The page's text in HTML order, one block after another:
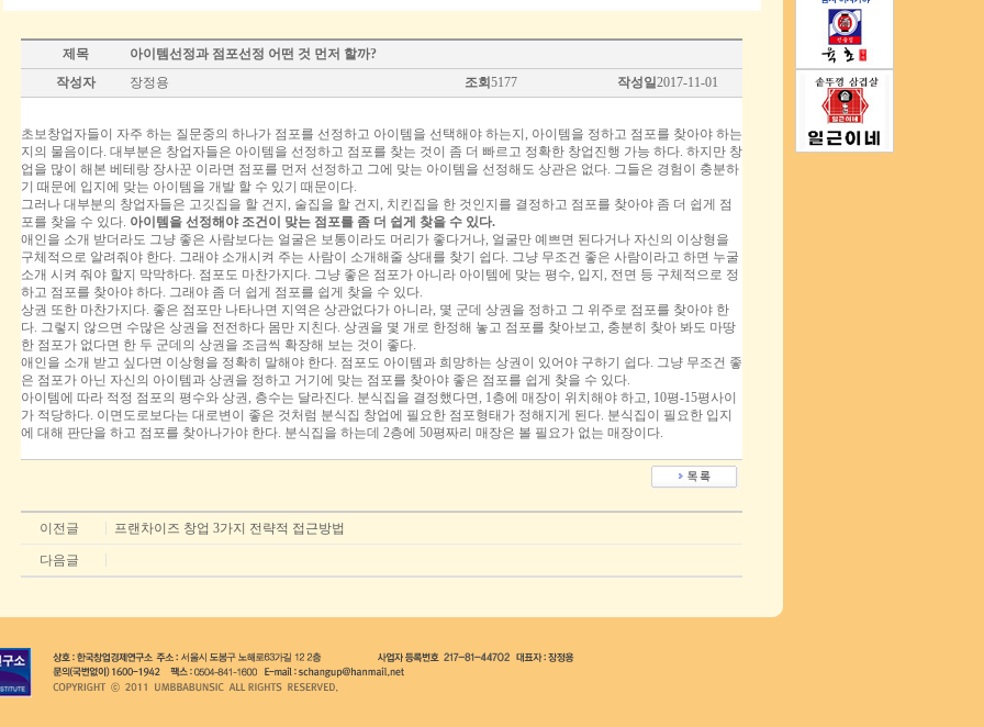
제목
아이템선정과 점포선정 어떤 것 먼저 할까?
작성자
장정용 조회 5177 작성일2017-11-01
초보창업자들이 자주 하는 질문중의 하나가 점포를 선정하고 아이템을 선택해야 하는지, 아이템을 정하고 점포를 찾아야 하는
지의 물음이다. 대부분은 창업자들은 아이템을 선정하고 점포를 찾는 것이 좀 더 빠르고 정확한 창업진행 가능 하다. 하지만 창
업을 많이 해본 베테랑 장사꾼 이라면 점포를 먼저 선정하고 그에 맞는 아이템을 선정해도 상관은 없다. 그들은 경험이 충분하
기 때문에 입지에 맞는 아이템을 개발 할 수 있기 때문이다.
그러나 대부분의 창업자들은 고깃집을 할 건지, 술집을 할 건지, 치킨집을 한 것인지를 결정하고 점포를 찾아야 좀 더 쉽게 점
포를 찾을 수 있다. 아이템을 선정해야 조건이 맞는 점포를 좀 더 쉽게 찾을 수 있다.
애인을 소개 받더라도 그냥 좋은 사람보다는 얼굴은 보통이라도 머리가 좋다거나, 얼굴만 예쁘면 된다거나 자신의 이상형을
구체적으로 알려줘야 한다. 그래야 소개시켜 주는 사람이 소개해줄 상대를 찾기 쉽다. 그냥 무조건 좋은 사람이라고 하면 누굴
소개 시켜 줘야 할지 막막하다. 점포도 마찬가지다. 그냥 좋은 점포가 아니라 아이템에 맞는 평수, 입지, 전면 등 구체적으로 정
하고 점포를 찾아야 하다. 그래야 좀 더 쉽게 점포를 쉽게 찾을 수 있다.
상권 또한 마찬가지다. 좋은 점포만 나타나면 지역은 상관없다가 아니라, 몇 군데 상권을 정하고 그 위주로 점포를 찾아야 한
다. 그렇지 않으면 수많은 상권을 전전하다 몸만 지친다. 상권을 몇 개로 한정해 놓고 점포를 찾아보고, 충분히 찾아 봐도 마땅
한 점포가 없다면 한 두 군데의 상권을 조금씩 확장해 보는 것이 좋다.
애인을 소개 받고 싶다면 이상형을 정확히 말해야 한다. 점포도 아이템과 희망하는 상권이 있어야 구하기 쉽다. 그냥 무조건 좋
은 점포가 아닌 자신의 아이템과 상권을 정하고 거기에 맞는 점포를 찾아야 좋은 점포를 쉽게 찾을 수 있다.
아이템에 따라 적정 점포의 평수와 상권, 층수는 달라진다. 분식집을 결정했다면, 1층에 매장이 위치해야 하고, 10평-15평사이
가 적당하다. 이면도로보다는 대로변이 좋은 것처럼 분식집 창업에 필요한 점포형태가 정해지게 된다. 분식집이 필요한 입지
에 대해 판단을 하고 점포를 찾아나가야 한다. 분식집을 하는데 2층에 50평짜리 매장은 볼 필요가 없는 매장이다.
이전글 프랜차이즈 창업 3가지 전략적 접근방법
다음글